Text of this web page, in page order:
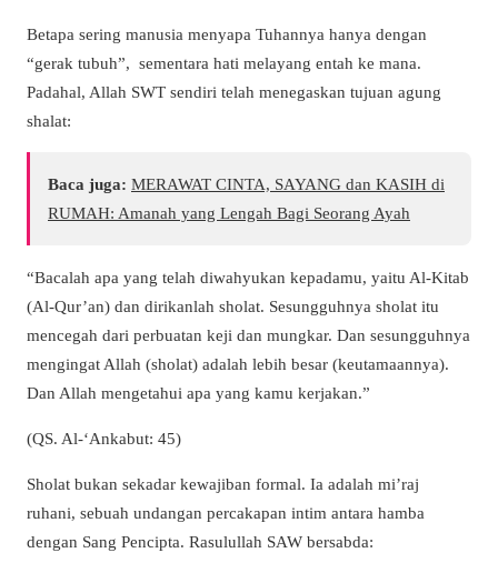
Betapa sering manusia menyapa Tuhannya hanya dengan
“gerak tubuh”, sementara hati melayang entah ke mana.
Padahal, Allah SWT sendiri telah menegaskan tujuan agung
shalat:
Baca juga: MERAWAT CINTA, SAYANG dan KASIH di
RUMAH: Amanah yang Lengah Bagi Seorang Ayah
“Bacalah apa yang telah diwahyukan kepadamu, yaitu Al-Kitab
(Al-Qur’an) dan dirikanlah sholat. Sesungguhnya sholat itu
mencegah dari perbuatan keji dan mungkar. Dan sesungguhnya
mengingat Allah (sholat) adalah lebih besar (keutamaannya).
Dan Allah mengetahui apa yang kamu kerjakan.”
(QS. Al-‘Ankabut: 45)
Sholat bukan sekadar kewajiban formal. Ia adalah mi’raj
ruhani, sebuah undangan percakapan intim antara hamba
dengan Sang Pencipta. Rasulullah SAW bersabda: